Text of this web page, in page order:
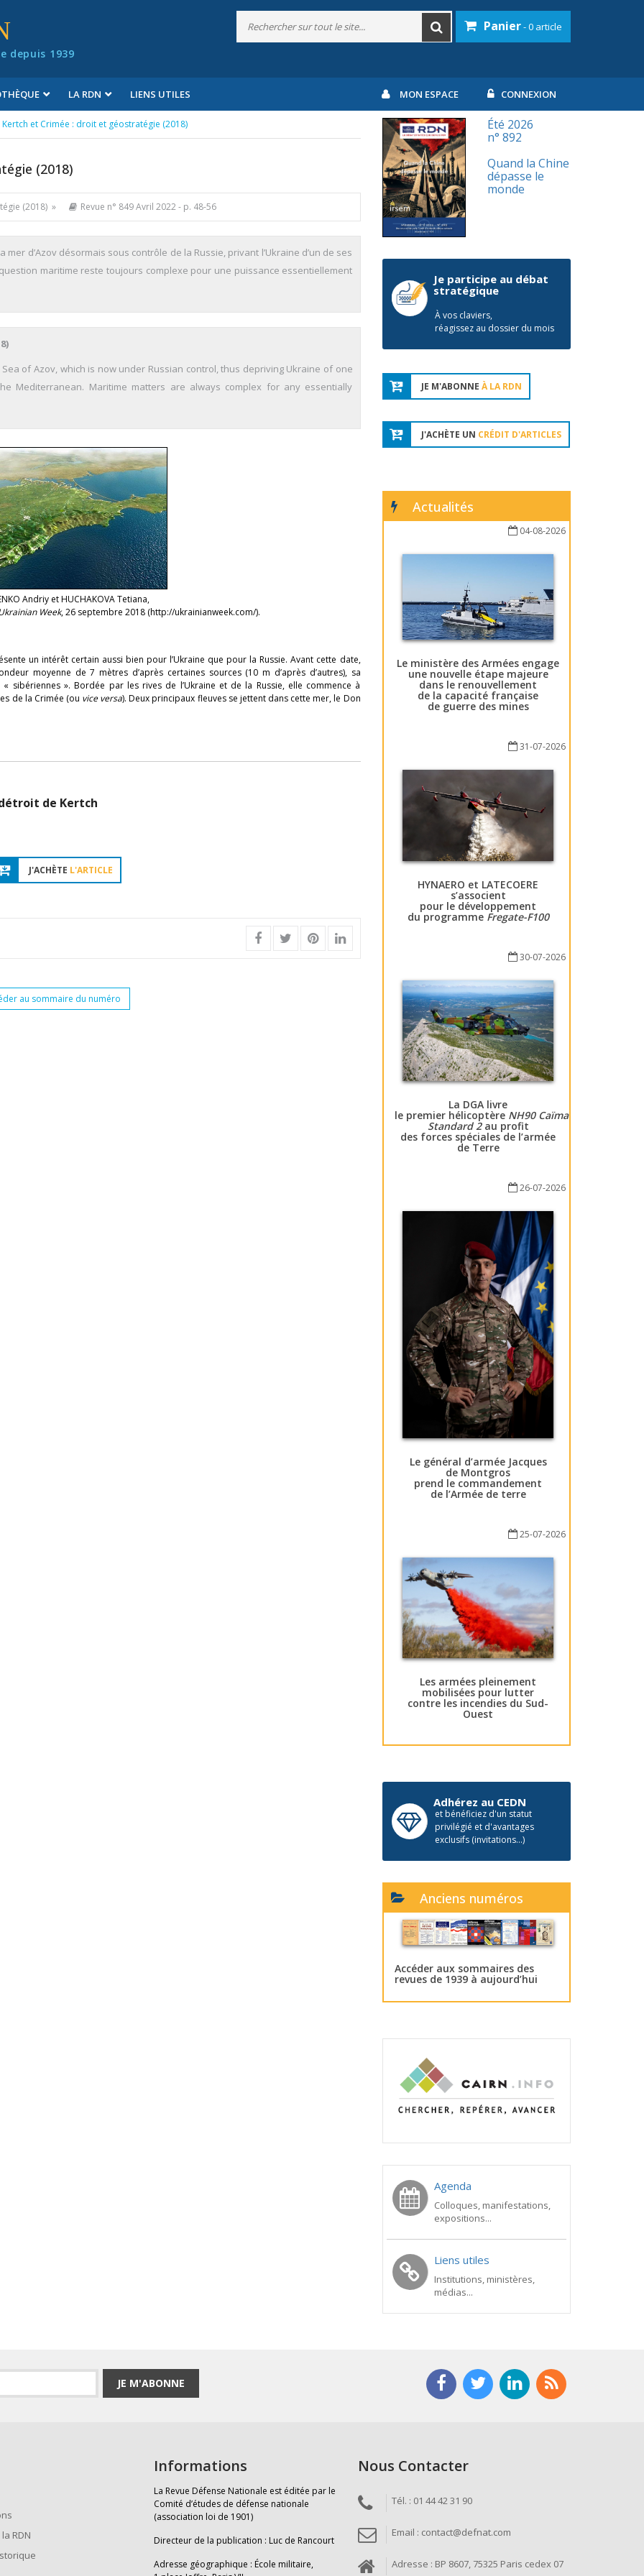
depuis 1939
Panier- 0 article
LA RDN LIENS UTILES MON ESPACE CONNEXION
Kertch et Crimée : droit et géostratégie (2018)
(2018)
(2018) » Revue n° 849 Avril 2022- p. 48-56
d’Azov désormais sous contrôle de la Russie, privant l’Ukraine d’un de ses
maritime reste toujours complexe pour une puissance essentiellement
of Azov, which is now under Russian control, thus depriving Ukraine of one
Mediterranean. Maritime matters are always complex for any essentially
Andriy et HUCHAKOVA Tetiana,
Week, 26 septembre 2018 (http://ukrainianweek.com/).
un intérêt certain aussi bien pour l’Ukraine que pour la Russie. Avant cette date,
moyenne de 7 mètres d’après certaines sources (10 m d’après d’autres), sa
sibériennes ». Bordée par les rives de l’Ukraine et de la Russie, elle commence à
de la Crimée (ou vice versa). Deux principaux fleuves se jettent dans cette mer, le Don
de Kertch
J'ACHÈTE L'ARTICLE
au sommaire du numéro
Été 2026
n° 892
Quand la Chine
dépasse le
monde
Je participe au débat
stratégique
À vos claviers,
réagissez au dossier du mois
JE M'ABONNE À LA RDN
J'ACHÈTE UN CRÉDIT D'ARTICLES
Actualités
04-08-2026
Le ministère des Armées engage
une nouvelle étape majeure
dans le renouvellement
de la capacité française
de guerre des mines
31-07-2026
HYNAERO et LATECOERE
s’associent
pour le développement
du programme Fregate-F100
30-07-2026
La DGA livre
le premier hélicoptère NH90 Caïman
Standard 2au profit
des forces spéciales de l’armée
de Terre
26-07-2026
Le général d’armée Jacques
de Montgros
prend le commandement
de l’Armée de terre
25-07-2026
Les armées pleinement
mobilisées pour lutter
contre les incendies du Sud-
Ouest
Adhérez au CEDN
et bénéficiez d'un statut
privilégié et d'avantages
exclusifs (invitations...)
Anciens numéros
Accéder aux sommaires des
revues de 1939 à aujourd’hui
Agenda
Colloques, manifestations,
expositions...
Liens utiles
Institutions, ministères,
médias...
JE M'ABONNE
RDN
Informations
La Revue Défense Nationale est éditée par le
Comité d’études de défense nationale
(association loi de 1901)
Directeur de la publication : Luc de Rancourt
Adresse géographique : École militaire,
Nous Contacter
Tél. : 01 44 42 31 90
Email : contact@defnat.com
Adresse : BP 8607, 75325 Paris cedex 07